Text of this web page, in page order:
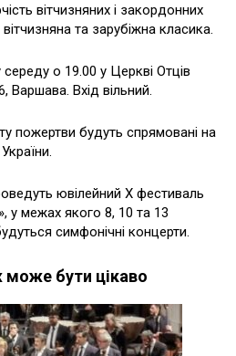
вітчизняних і закордонних
та зарубіжна класика.
о 19.00 у Церкві Отців
Варшава. Вхід вільний.
пожертви будуть спрямовані на
ювілейний X фестиваль
у межах якого 8, 10 та 13
симфонічні концерти.
бути цікаво